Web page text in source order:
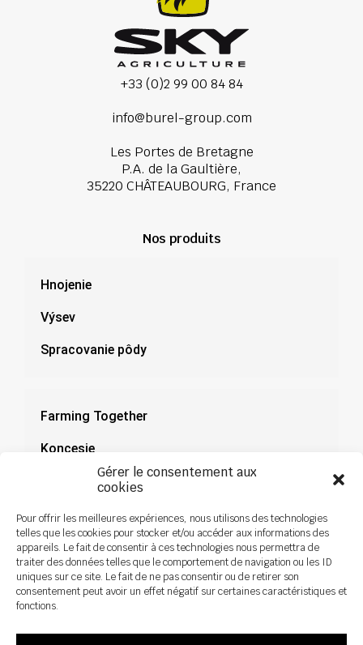
Gérer le consentement aux
cookies
Pour offrir les meilleures expériences, nous utilisons des technologies
telles que les cookies pour stocker et/ou accéder aux informations des
appareils. Le fait de consentir à ces technologies nous permettra de
traiter des données telles que le comportement de navigation ou les ID
uniques sur ce site. Le fait de ne pas consentir ou de retirer son
consentement peut avoir un effet négatif sur certaines caractéristiques et
fonctions.
+33 (0)2 99 00 84 84
info@burel-group.com
Les Portes de Bretagne
P.A. de la Gaultière,
35220 CHÂTEAUBOURG, France
Nos produits
Hnojenie
Výsev
Spracovanie pôdy
Farming Together
Koncesie
Dokumentácia
Novinky